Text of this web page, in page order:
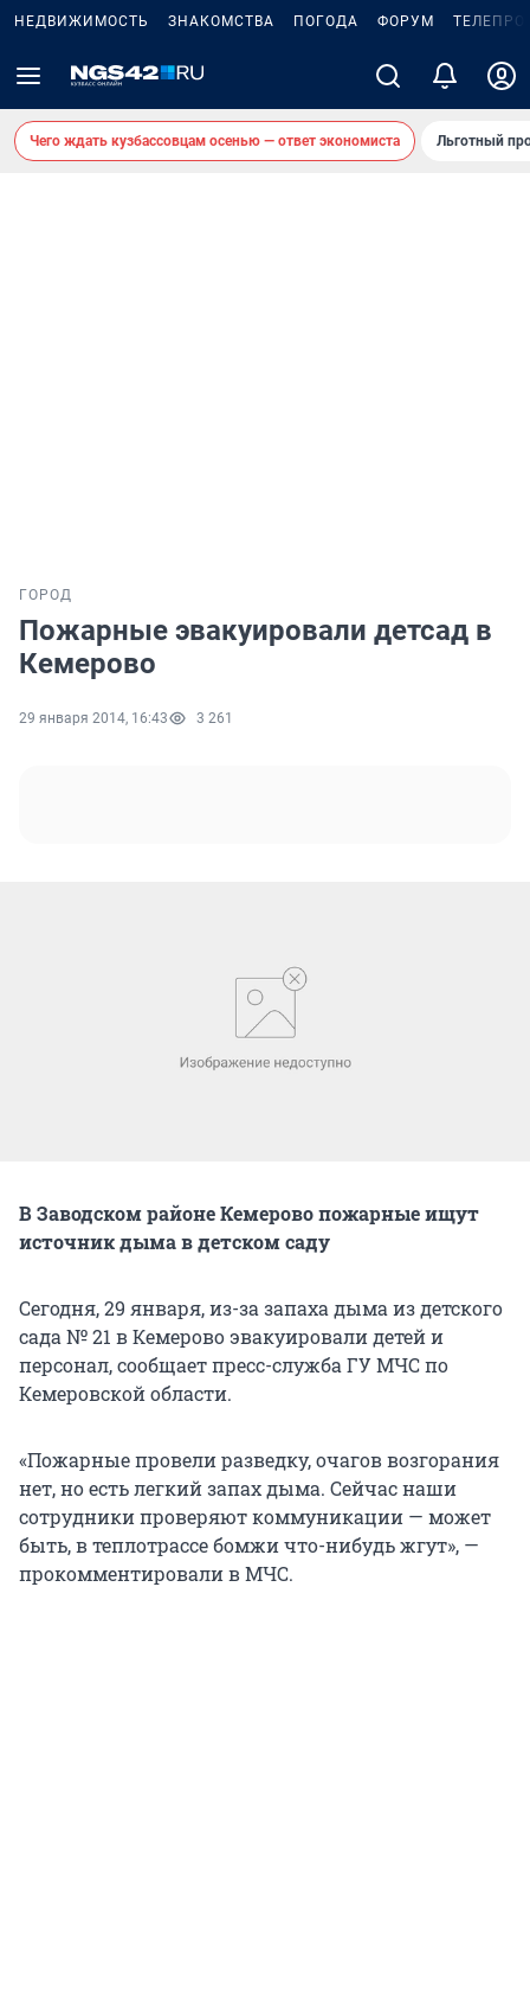
НЕДВИЖИМОСТЬ ЗНАКОМСТВА ПОГОДА ФОРУМ
Чего ждать кузбассовцам осенью — ответ экономиста Льготный
ГОРОД
Пожарные эвакуировали детсад в
Кемерово
29 января 2014, 16:43 3 261
В Заводском районе Кемерово пожарные ищут
источник дыма в детском саду
Сегодня, 29 января, из-за запаха дыма из детского
сада № 21 в Кемерово эвакуировали детей и
персонал, сообщает пресс-служба ГУ МЧС по
Кемеровской области.
«Пожарные провели разведку, очагов возгорания
нет, но есть легкий запах дыма. Сейчас наши
сотрудники проверяют коммуникации — может
быть, в теплотрассе бомжи что-нибудь жгут», —
прокомментировали в МЧС.